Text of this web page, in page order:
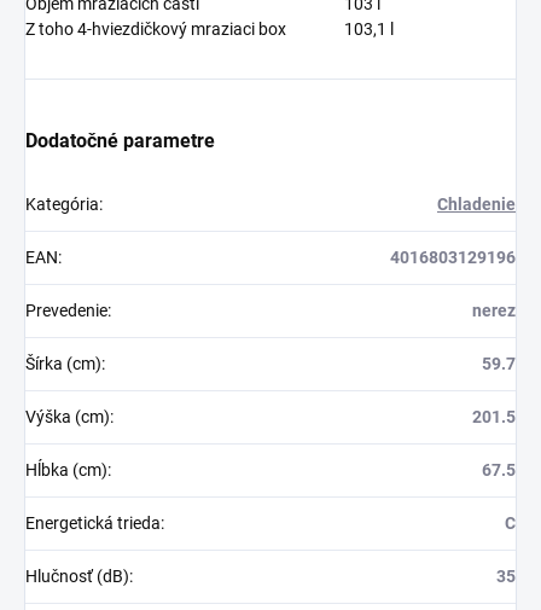
Z toho 4-hviezdičkový mraziaci box
103,1 l
Dodatočné parametre
Kategória: Chladenie
EAN: 4016803129196
Prevedenie: nerez
Šírka (cm): 59.7
Výška (cm): 201.5
Hĺbka (cm): 67.5
Energetická trieda: C
Hlučnosť (dB): 35